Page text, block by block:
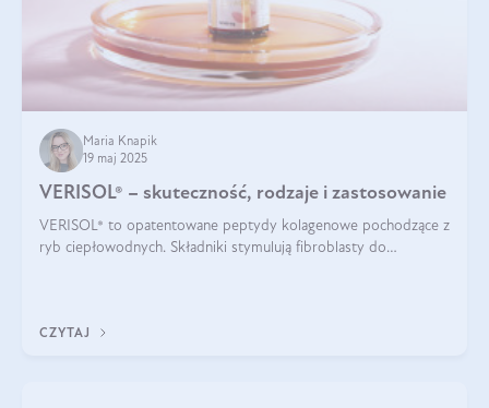
Maria Knapik
19 maj 2025
VERISOL® – skuteczność, rodzaje i zastosowanie
VERISOL® to opatentowane peptydy kolagenowe pochodzące z
ryb ciepłowodnych. Składniki stymulują fibroblasty do
CZYTAJ